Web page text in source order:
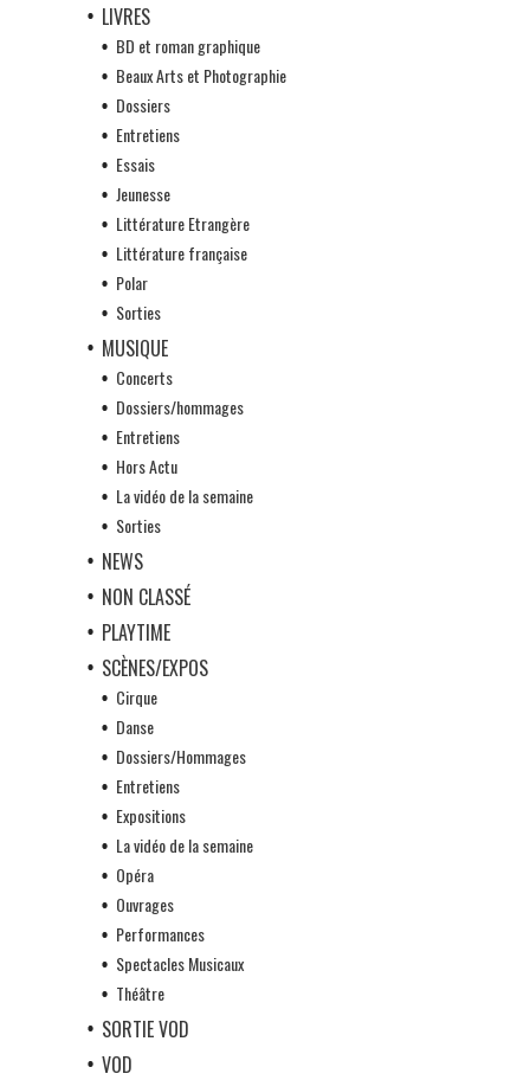
LIVRES
BD et roman graphique
Beaux Arts et Photographie
Dossiers
Entretiens
Essais
Jeunesse
Littérature Etrangère
Littérature française
Polar
Sorties
MUSIQUE
Concerts
Dossiers/hommages
Entretiens
Hors Actu
La vidéo de la semaine
Sorties
NEWS
NON CLASSÉ
PLAYTIME
SCÈNES/EXPOS
Cirque
Danse
Dossiers/Hommages
Entretiens
Expositions
La vidéo de la semaine
Opéra
Ouvrages
Performances
Spectacles Musicaux
Théâtre
SORTIE VOD
VOD